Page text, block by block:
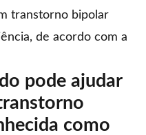
transtorno bipolar
de acordo com a
pode ajudar
como